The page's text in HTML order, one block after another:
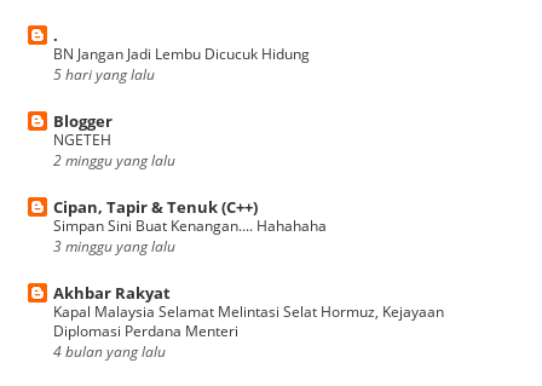
.
BN Jangan Jadi Lembu Dicucuk Hidung
5 hari yang lalu
Blogger
NGETEH
2 minggu yang lalu
Cipan, Tapir & Tenuk (C++)
Simpan Sini Buat Kenangan.... Hahahaha
3 minggu yang lalu
Akhbar Rakyat
Kapal Malaysia Selamat Melintasi Selat Hormuz, Kejayaan
Diplomasi Perdana Menteri
4 bulan yang lalu